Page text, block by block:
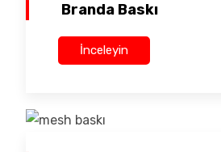
Branda Baskı
İnceleyin